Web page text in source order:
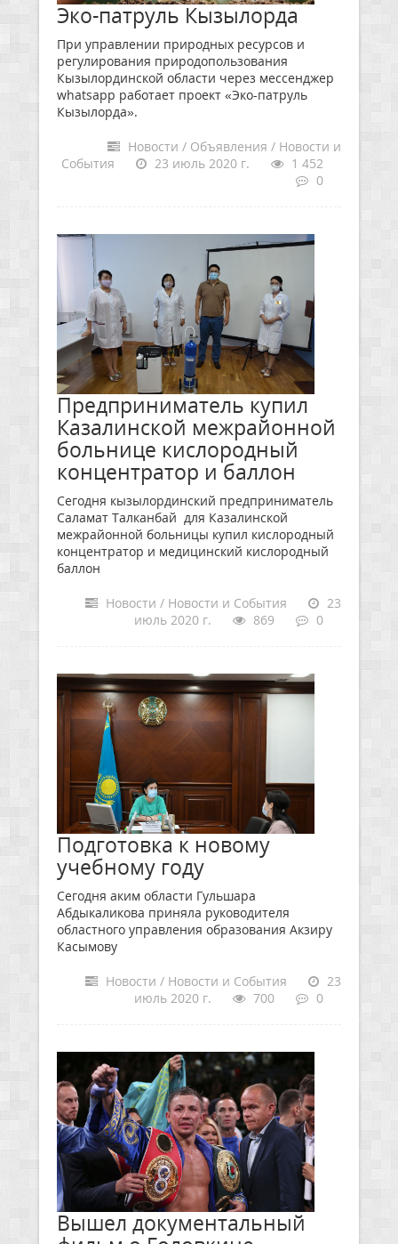
Эко-патруль Кызылорда
При управлении природных ресурсов и
регулирования природопользования
Кызылординской области через мессенджер
whatsapp работает проект «Эко-патруль
Кызылорда».
Новости / Объявления / Новости и
События
23 июль 2020 г.
1 452
0
Предприниматель купил
Казалинской межрайонной
больнице кислородный
концентратор и баллон
Сегодня кызылординский предприниматель
Саламат Талканбай для Казалинской
межрайонной больницы купил кислородный
концентратор и медицинский кислородный
баллон
Новости / Новости и События
23
июль 2020 г.
869 0
Подготовка к новому
учебному году
Сегодня аким области Гульшара
Абдыкаликова приняла руководителя
областного управления образования Акзиру
Касымову
Новости / Новости и События
23
июль 2020 г.
700 0
Вышел документальный